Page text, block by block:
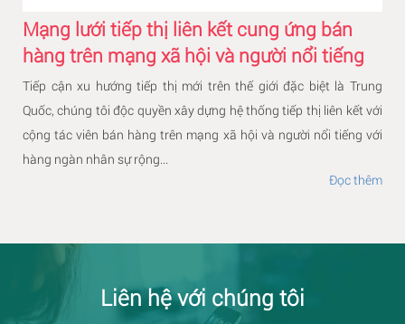
Mạng lưới tiếp thị liên kết cung ứng bán
hàng trên mạng xã hội và người nổi tiếng
Tiếp cận xu hướng tiếp thị mới trên thế giới đặc biệt là Trung
Quốc, chúng tôi độc quyền xây dựng hệ thống tiếp thị liên kết với
cộng tác viên bán hàng trên mạng xã hội và người nổi tiếng với
hàng ngàn nhân sự rộng...
Đọc thêm
Liên hệ với chúng tôi